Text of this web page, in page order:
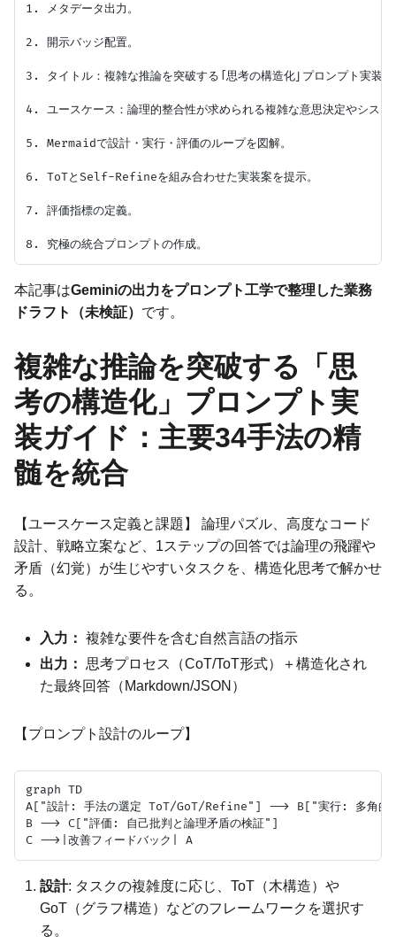
1. メタデータ出力。
2. 開示バッジ配置。
3. タイトル：複雑な推論を突破する「思考の構造化」プロンプト実装
4. ユースケース：論理的整合性が求められる複雑な意思決定やシステ
5. Mermaidで設計・実行・評価のループを図解。
6. ToTとSelf-Refineを組み合わせた実装案を提示。
7. 評価指標の定義。
本記事はGeminiの出力をプロンプト工学で整理した業務
ドラフト（未検証） です。
複雑な推論を突破する「思
考の構造化」プロンプト実
装ガイド：主要34手法の精
髄を統合
【ユースケース定義と課題】 論理パズル、高度なコード
設計、戦略立案など、1ステップの回答では論理の飛躍や
矛盾（幻覚）が生じやすいタスクを、構造化思考で解かせ
る。
入力： 複雑な要件を含む自然言語の指示
出力：
思考プロセス（CoT/ToT形式）＋構造化され
た最終回答（Markdown/JSON）
【プロンプト設計のループ】
graph TD
A["設計: 手法の選定 ToT/GoT/Refine"] --> B["実行: 多角的な
B --> C["評価: 自己批判と論理矛盾の検証"]
設計: タスクの複雑度に応じ、ToT（木構造）や
GoT（グラフ構造）などのフレームワークを選択す
る。